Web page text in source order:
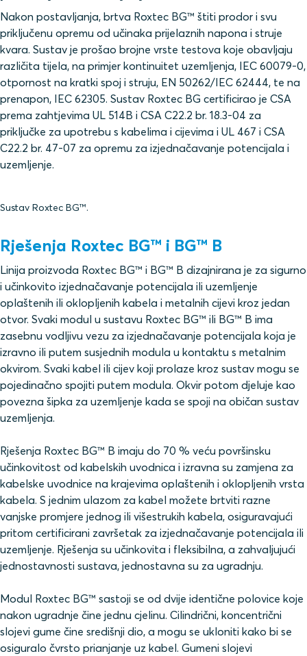
Nakon postavljanja, brtva Roxtec BG™ štiti prodor i svu
priključenu opremu od učinaka prijelaznih napona i struje
kvara. Sustav je prošao brojne vrste testova koje obavljaju
različita tijela, na primjer kontinuitet uzemljenja, IEC 60079-0,
otpornost na kratki spoj i struju, EN 50262/IEC 62444, te na
prenapon, IEC 62305. Sustav Roxtec BG certificirao je CSA
prema zahtjevima UL 514B i CSA C22.2 br. 18.3-04 za
priključke za upotrebu s kabelima i cijevima i UL 467 i CSA
C22.2 br. 47-07 za opremu za izjednačavanje potencijala i
uzemljenje.
Sustav Roxtec BG™.
Rješenja Roxtec BG™ i BG™ B
Linija proizvoda Roxtec BG™ i BG™ B dizajnirana je za sigurno
i učinkovito izjednačavanje potencijala ili uzemljenje
oplaštenih ili oklopljenih kabela i metalnih cijevi kroz jedan
otvor. Svaki modul u sustavu Roxtec BG™ ili BG™ B ima
zasebnu vodljivu vezu za izjednačavanje potencijala koja je
izravno ili putem susjednih modula u kontaktu s metalnim
okvirom. Svaki kabel ili cijev koji prolaze kroz sustav mogu se
pojedinačno spojiti putem modula. Okvir potom djeluje kao
povezna šipka za uzemljenje kada se spoji na običan sustav
uzemljenja.
Rješenja Roxtec BG™ B imaju do 70 % veću površinsku
učinkovitost od kabelskih uvodnica i izravna su zamjena za
kabelske uvodnice na krajevima oplaštenih i oklopljenih vrsta
kabela. S jednim ulazom za kabel možete brtviti razne
vanjske promjere jednog ili višestrukih kabela, osiguravajući
pritom certificirani završetak za izjednačavanje potencijala ili
uzemljenje. Rješenja su učinkovita i fleksibilna, a zahvaljujući
jednostavnosti sustava, jednostavna su za ugradnju.
Modul Roxtec BG™ sastoji se od dvije identične polovice koje
nakon ugradnje čine jednu cjelinu. Cilindrični, koncentrični
slojevi gume čine središnji dio, a mogu se ukloniti kako bi se
osiguralo čvrsto prianjanje uz kabel. Gumeni slojevi